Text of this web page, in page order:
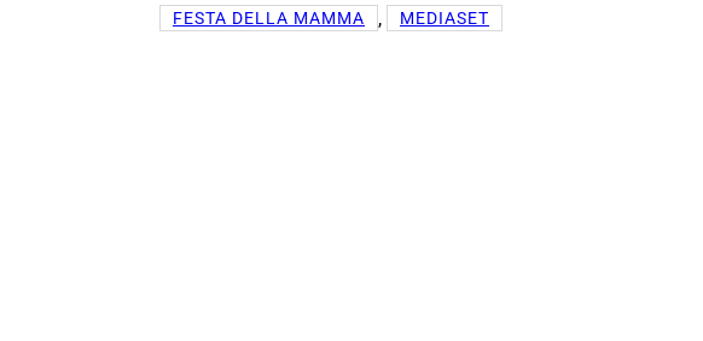
FESTA DELLA MAMMA , MEDIASET